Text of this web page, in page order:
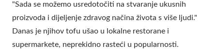
"Sada se možemo usredotočiti na stvaranje ukusnih
proizvoda i dijeljenje zdravog načina života s više ljudi."
Danas je njihov tofu ušao u lokalne restorane i
supermarkete, neprekidno rasteći u popularnosti.